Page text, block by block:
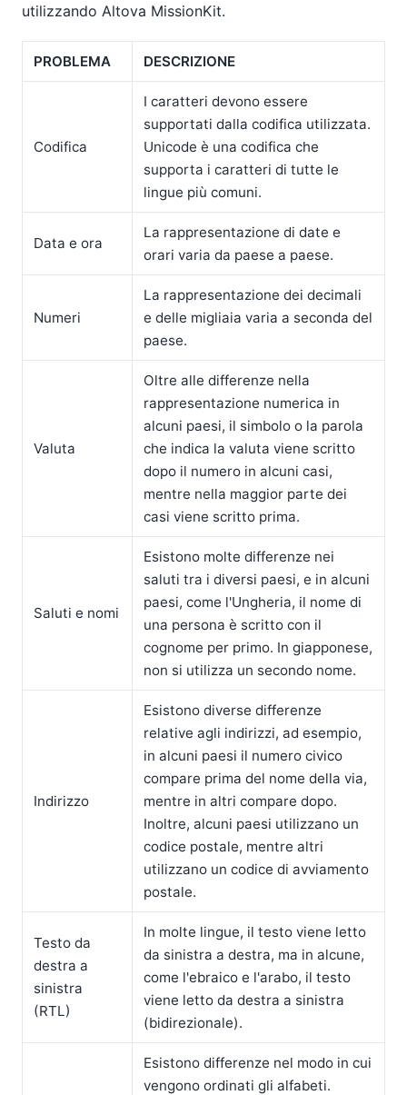
utilizzando Altova MissionKit.
PROBLEMA DESCRIZIONE
Codifica
I caratteri devono essere
supportati dalla codifica utilizzata.
Unicode è una codifica che
supporta i caratteri di tutte le
lingue più comuni.
Data e ora
La rappresentazione di date e
orari varia da paese a paese.
Numeri
La rappresentazione dei decimali
e delle migliaia varia a seconda del
paese.
Valuta
Oltre alle differenze nella
rappresentazione numerica in
alcuni paesi, il simbolo o la parola
che indica la valuta viene scritto
dopo il numero in alcuni casi,
mentre nella maggior parte dei
casi viene scritto prima.
Saluti e nomi
Esistono molte differenze nei
saluti tra i diversi paesi, e in alcuni
paesi, come l'Ungheria, il nome di
una persona è scritto con il
cognome per primo. In giapponese,
non si utilizza un secondo nome.
Indirizzo
Esistono diverse differenze
relative agli indirizzi, ad esempio,
in alcuni paesi il numero civico
compare prima del nome della via,
mentre in altri compare dopo.
Inoltre, alcuni paesi utilizzano un
codice postale, mentre altri
utilizzano un codice di avviamento
postale.
Testo da
destra a
sinistra
(RTL)
In molte lingue, il testo viene letto
da sinistra a destra, ma in alcune,
come l'ebraico e l'arabo, il testo
viene letto da destra a sinistra
(bidirezionale).
Esistono differenze nel modo in cui
vengono ordinati gli alfabeti.